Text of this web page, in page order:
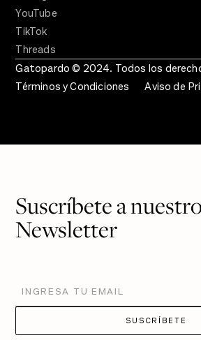
YouTube
TikTok
Threads
Gatopardo © 2024. Todos los
Términos y Condiciones
Aviso de
Suscríbete a
Newsletter